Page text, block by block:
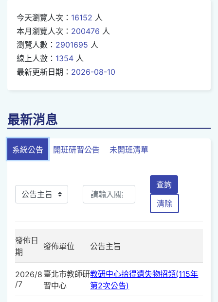
今天瀏覽人次： 16152 人
本月瀏覽人次： 200476 人
瀏覽人數： 2901695 人
線上人數： 1354 人
最新更新日期： 2026-08-10
最新消息
系統公告 開班研習公告 未開班清單
查詢
清除
發佈日
期
發佈單位 公告主旨
2026/8
/7
臺北市教師研
習中心
教研中心拾得遺失物招領(115年
第2次公告)